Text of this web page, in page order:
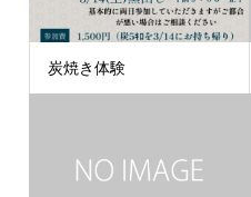
炭焼き体験